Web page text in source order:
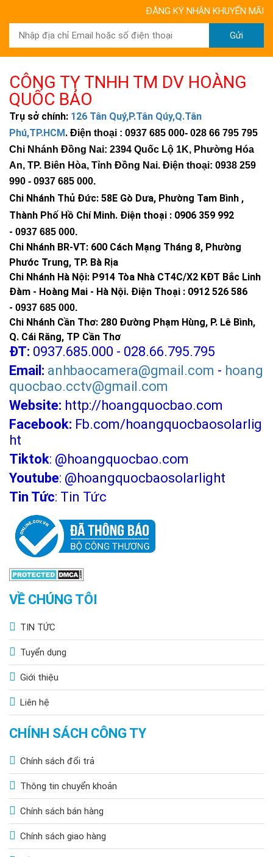
ĐĂNG KÝ NHẬN KHUYẾN MÃI
Gửi
CÔNG TY TNHH TM DV HOÀNG
QUỐC BẢO
Trụ sở chính: 126 Tân Quý,P.Tân Qúy,Q.Tân
Phú,TP.HCM . Điện thoại : 0937 685 000- 028 66 795 795
Chi Nhánh Đồng Nai: 2394 Quốc Lộ 1K, Phường Hóa
An, TP. Biên Hòa, Tỉnh Đồng Nai. Điện thoại: 0938 259
990 - 0937 685 000.
Chi Nhánh Thủ Đức: 58E Gò Dưa, Phường Tam Bình ,
Thành Phố Hồ Chí Minh. Điện thoại : 0906 359 992
- 0937 685 000.
Chi Nhánh BR-VT: 600 Cách Mạng Tháng 8, Phường
Phước Trung, TP. Bà Rịa
Chi Nhánh Hà Nội: P914 Tòa Nhà CT4C/X2 KĐT Bắc Linh
Đàm - Hoàng Mai - Hà Nội. Điện Thoại : 0912 526 586
- 0937 685 000.
Chi Nhánh Cần Thơ: 280 Đường Phạm Hùng, P. Lê Bình,
Q. Cái Răng, TP Cần Thơ
ĐT: 0937.685.000 - 028.66.795.795
Email: anhbaocamera@gmail.com - hoang
quocbao.cctv@gmail.com
Website: http://hoangquocbao.com
Facebook: Fb.com/hoangquocbaosolarlig
ht
Tiktok: @hoangquocbao.com
Youtube: @hoangquocbaosolarlight
Tin Tức: Tin Tức
VỀ CHÚNG TÔI
TIN TỨC
Tuyển dụng
Giới thiệu
Liên hệ
CHÍNH SÁCH CÔNG TY
Chính sách đổi trả
Thông tin chuyển khoản
Chính sách bán hàng
Chính sách giao hàng